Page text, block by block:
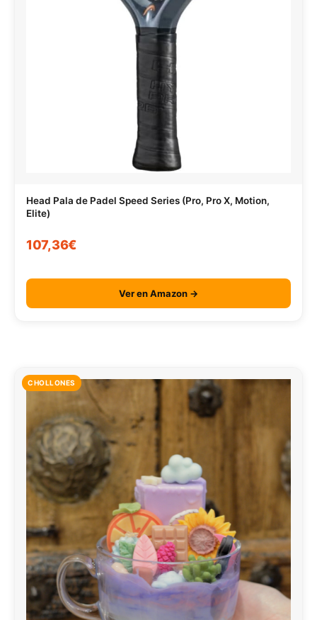
Head Pala de Padel Speed Series (Pro, Pro X, Motion,
Elite)
107,36€
Ver en Amazon →
CHOLLONES